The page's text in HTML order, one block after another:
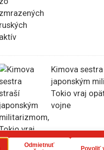
Kimova
japonským
Tokio vraj
vojne